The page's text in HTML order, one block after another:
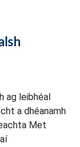
ag leibhéal
a dhéanamh
Met